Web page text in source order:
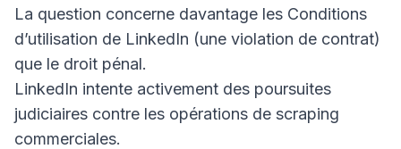
La question concerne davantage les Conditions
d’utilisation de LinkedIn (une violation de contrat)
que le droit pénal.
LinkedIn intente activement des poursuites
judiciaires contre les opérations de scraping
commerciales.